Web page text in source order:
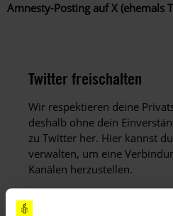
Amnesty-Posting auf X (ehemals
Twitter freischalten
Wir respektieren deine
deshalb ohne dein
zu Twitter her. Hier kannst
verwalten, um eine
Kanälen herzustellen.